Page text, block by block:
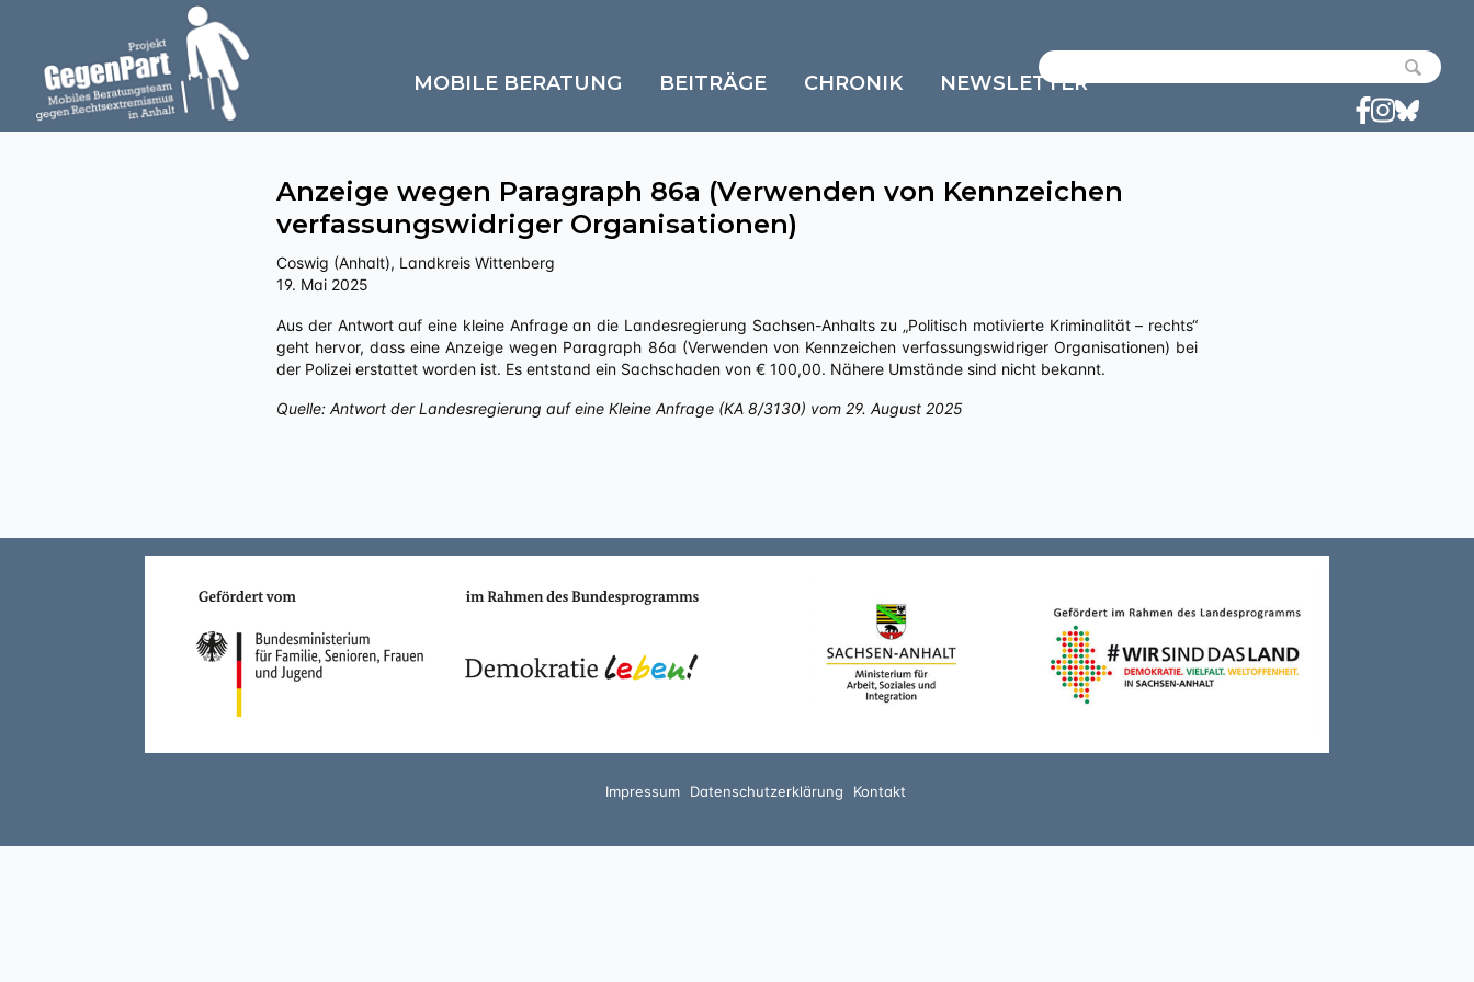
MOBILE BERATUNG BEITRÄGE CHRONIK NEWSLETTER
Anzeige wegen Paragraph 86a (Verwenden von Kennzeichen
verfassungswidriger Organisationen)
Coswig (Anhalt), Landkreis Wittenberg
19. Mai 2025
Aus der Antwort auf eine kleine Anfrage an die Landesregierung Sachsen-Anhalts zu „Politisch motivierte Kriminalität – rechts“
geht hervor, dass eine Anzeige wegen Paragraph 86a (Verwenden von Kennzeichen verfassungswidriger Organisationen) bei
der Polizei erstattet worden ist. Es entstand ein Sachschaden von € 100,00. Nähere Umstände sind nicht bekannt.
Quelle: Antwort der Landesregierung auf eine Kleine Anfrage (KA 8/3130) vom 29. August 2025
Impressum Datenschutzerklärung Kontakt